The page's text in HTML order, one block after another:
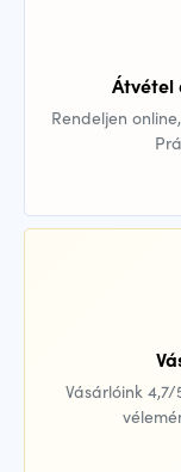
Átvétel
Rendeljen
Vásárlóink